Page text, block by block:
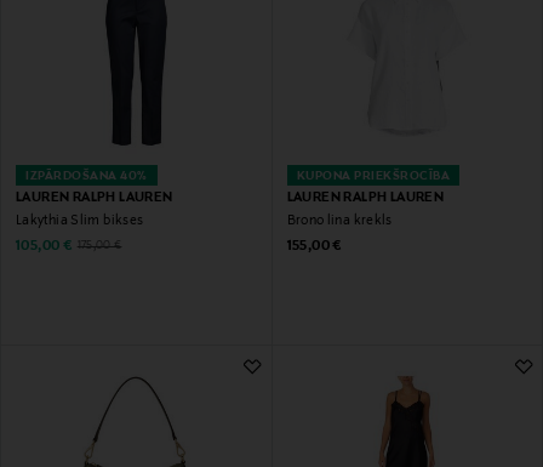
IZPĀRDOŠANA 40%
LAUREN RALPH LAUREN
Lakythia Slim bikses
Discounted Price
105,00 € Original Price
175,00 €
KUPONA PRIEKŠROCĪBA
LAUREN RALPH LAUREN
Brono lina krekls
Original Price
155,00 €